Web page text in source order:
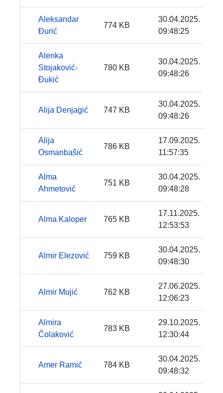
Aleksandar
Đurić
774 KB
30.04.2025.
09:48:25
Alenka
Stojaković-
Đukić
780 KB
30.04.2025.
09:48:26
Alija Denjagić 747 KB
30.04.2025.
09:48:26
Alija
Osmanbašić
786 KB
17.09.2025.
11:57:35
Alma
Ahmetović
751 KB
30.04.2025.
09:48:28
Alma Kaloper 765 KB
17.11.2025.
12:53:53
Almir Elezović 759 KB
30.04.2025.
09:48:30
Almir Mujić 762 KB
27.06.2025.
12:06:23
Almira
Čolaković
783 KB
29.10.2025.
12:30:44
Amer Ramić 784 KB
30.04.2025.
09:48:32